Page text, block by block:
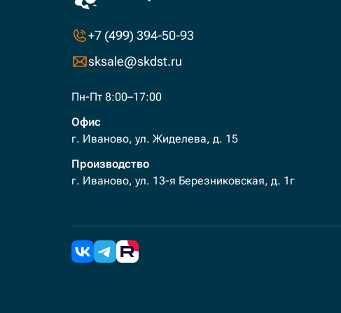
+7 (499) 394-50-93
sksale@skdst.ru
Пн-Пт 8:00–17:00
Офис
г. Иваново, ул. Жиделева, д. 15
Производство
г. Иваново, ул. 13-я Березниковская, д. 1г